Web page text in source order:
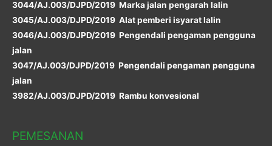
3044/AJ.003/DJPD/2019 Marka jalan pengarah lalin
3045/AJ.003/DJPD/2019 Alat pemberi isyarat lalin
3046/AJ.003/DJPD/2019 Pengendali pengaman pengguna
jalan
3047/AJ.003/DJPD/2019 Pengendali pengaman pengguna
jalan
3982/AJ.003/DJPD/2019 Rambu konvesional
PEMESANAN